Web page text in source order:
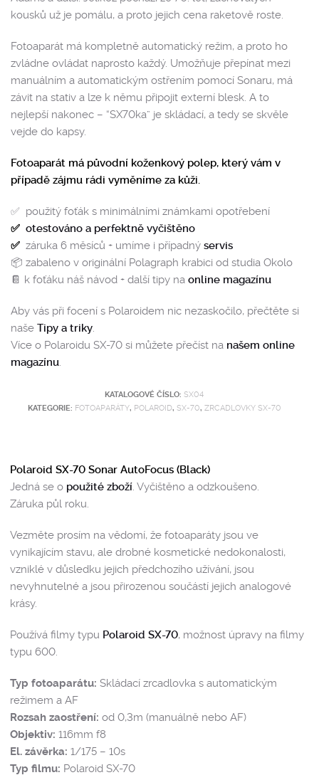
kousků už je pomálu, a proto jejich cena raketově roste.
Fotoaparát má kompletně automatický režim, a proto ho
zvládne ovládat naprosto každý. Umožňuje přepínat mezi
manuálním a automatickým ostřením pomocí Sonaru, má
závit na stativ a lze k němu připojit externí blesk. A to
nejlepší nakonec – “SX70ka” je skládací, a tedy se skvěle
vejde do kapsy.
Fotoaparát má původní koženkový polep, který vám v
případě zájmu rádi vyměníme za kůži.
✅ použitý foťák s minimálními známkami opotřebení
✅ otestováno a perfektně vyčištěno
✅ záruka 6 měsíců + umíme i případný servis
📦 zabaleno v originální Polagraph krabici od studia Okolo
📔 k foťáku náš návod + další tipy na online magazínu
Aby vás při focení s Polaroidem nic nezaskočilo, přečtěte si
naše Tipy a triky.
Více o Polaroidu SX-70 si můžete přečíst na našem online
magazínu.
KATALOGOVÉ ČÍSLO: SX04
KATEGORIE: FOTOAPARÁTY, POLAROID, SX-70, ZRCADLOVKY SX-70
Polaroid SX-70 Sonar AutoFocus (Black)
Jedná se o použité zboží. Vyčištěno a odzkoušeno.
Záruka půl roku.
Vezměte prosím na vědomí, že fotoaparáty jsou ve
vynikajícím stavu, ale drobné kosmetické nedokonalosti,
vzniklé v důsledku jejich předchozího užívání, jsou
nevyhnutelné a jsou přirozenou součástí jejich analogové
krásy.
Používá filmy typu Polaroid SX-70, možnost úpravy na filmy
typu 600.
Typ fotoaparátu:Skládací zrcadlovka s automatickým
režimem a AF
Rozsah zaostření: od 0,3m (manuálně nebo AF)
Objektiv: 116mm f8
El. závěrka: 1/175 – 10s
Typ filmu: Polaroid SX-70